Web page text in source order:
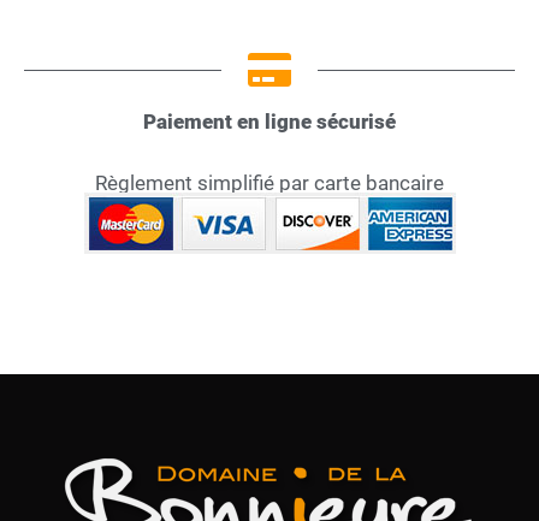
Paiement en ligne sécurisé
Règlement simplifié par carte bancaire